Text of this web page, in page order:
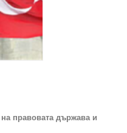
правовата държава и